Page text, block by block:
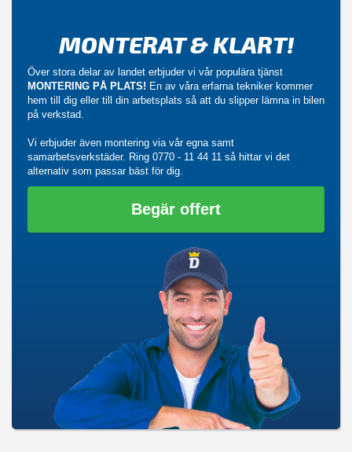
MONTERAT & KLART!
Över stora delar av landet erbjuder vi vår populära tjänst
MONTERING PÅ PLATS! En av våra erfarna tekniker kommer
hem till dig eller till din arbetsplats så att du slipper lämna in bilen
på verkstad.
Vi erbjuder även montering via vår egna samt
samarbetsverkstäder. Ring 0770 - 11 44 11 så hittar vi det
alternativ som passar bäst för dig.
Begär offert